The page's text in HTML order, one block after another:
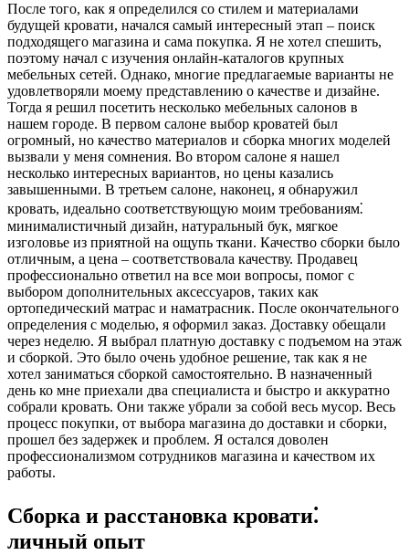
После того, как я определился со стилем и материалами
будущей кровати, начался самый интересный этап – поиск
подходящего магазина и сама покупка. Я не хотел спешить,
поэтому начал с изучения онлайн-каталогов крупных
мебельных сетей. Однако, многие предлагаемые варианты не
удовлетворяли моему представлению о качестве и дизайне.
Тогда я решил посетить несколько мебельных салонов в
нашем городе. В первом салоне выбор кроватей был
огромный, но качество материалов и сборка многих моделей
вызвали у меня сомнения. Во втором салоне я нашел
несколько интересных вариантов, но цены казались
завышенными. В третьем салоне, наконец, я обнаружил
кровать, идеально соответствующую моим требованиям⁚
минималистичный дизайн, натуральный бук, мягкое
изголовье из приятной на ощупь ткани. Качество сборки было
отличным, а цена – соответствовала качеству. Продавец
профессионально ответил на все мои вопросы, помог с
выбором дополнительных аксессуаров, таких как
ортопедический матрас и наматрасник. После окончательного
определения с моделью, я оформил заказ. Доставку обещали
через неделю. Я выбрал платную доставку с подъемом на этаж
и сборкой. Это было очень удобное решение, так как я не
хотел заниматься сборкой самостоятельно. В назначенный
день ко мне приехали два специалиста и быстро и аккуратно
собрали кровать. Они также убрали за собой весь мусор. Весь
процесс покупки, от выбора магазина до доставки и сборки,
прошел без задержек и проблем. Я остался доволен
профессионализмом сотрудников магазина и качеством их
работы.
Сборка и расстановка кровати⁚
личный опыт